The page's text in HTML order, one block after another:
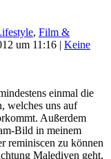
, Film &
um 11:16 | Keine
einmal die
welches uns auf
Außerdem
Bild in meinem
reminiscen zu können
Malediven geht,